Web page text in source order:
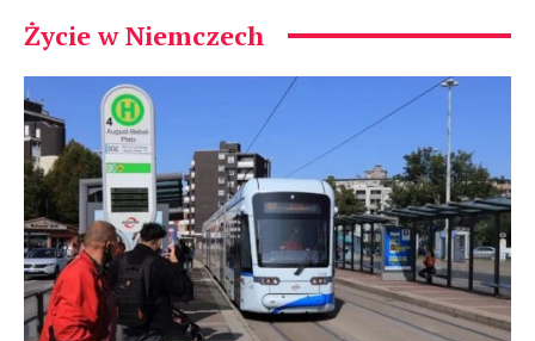
Życie w Niemczech